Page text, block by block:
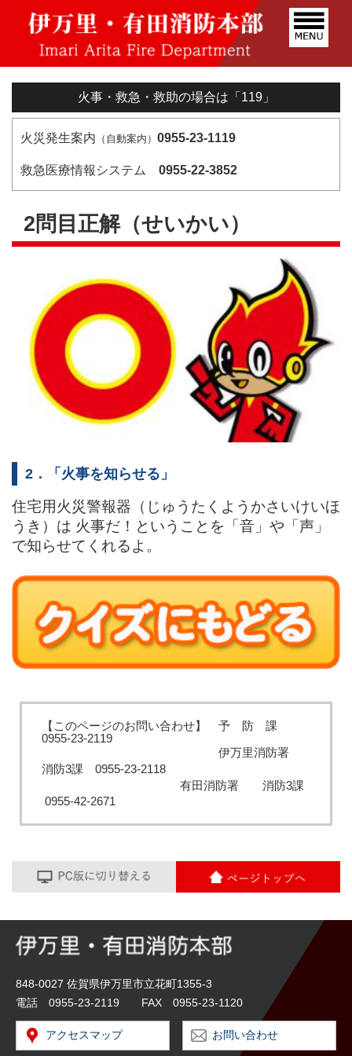
火事・救急・救助の場合は「119」
火災発生案内 （自動案内） 0955-23-1119
救急医療情報システム 0955-22-3852
2問目正解（せいかい）
2．「火事を知らせる」
住宅用火災警報器（じゅうたくようかさいけいほ
うき）は 火事だ！ということを「音」や「声」
で知らせてくれるよ。
【このページのお問い合わせ】 予 防 課
0955-23-2119
伊万里消防署
消防3課 0955‐23‐2118
有田消防署 消防3課
0955-42-2671
848-0027 佐賀県伊万里市立花町1355-3
電話 0955-23-2119 FAX 0955-23-1120
アクセスマップ お問い合わせ